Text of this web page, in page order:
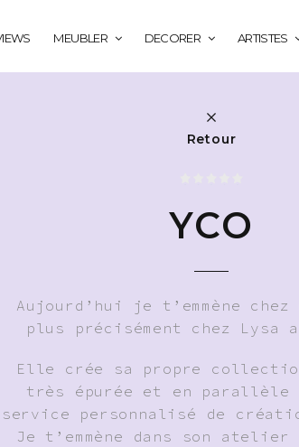
MEUBLER DECORER ARTISTES
Retour
YCO
Aujourd’hui je t’emmène chez
plus précisément chez Lysa
Elle crée sa propre
très épurée et en parallèle
service personnalisé de
Je t’emmène dans son atelier